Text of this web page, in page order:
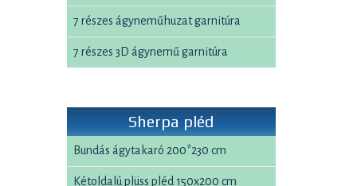
7 részes ágyneműhuzat garnitúra
7 részes 3D ágynemű garnitúra
Sherpa pléd
Bundás ágytakaró 200*230 cm
Kétoldalú plüss pléd 150x200 cm